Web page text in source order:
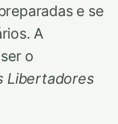
e se
A
o
Libertadores